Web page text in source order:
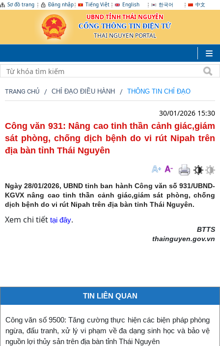
Sơ đồ trang Đăng nhập Tiếng Việt English 한국어 中文
UBND TỈNH THÁI NGUYÊN
CỔNG THÔNG TIN ĐIỆN TỬ
THAI NGUYEN PORTAL
TRANG CHỦ CHỈ ĐẠO ĐIỀU HÀNH THÔNG TIN CHỈ ĐẠO
30/01/2026 15:30
Công văn 931: Nâng cao tinh thần cảnh giác,giám
sát phòng, chống dịch bệnh do vi rút Nipah trên
địa bàn tỉnh Thái Nguyên
Ngày 28/01/2026, UBND tỉnh ban hành Công văn số 931/UBND-
KGVX nâng cao tinh thần cảnh giác,giám sát phòng, chống
dịch bệnh do vi rút Nipah trên địa bàn tỉnh Thái Nguyên.
Xem chi tiết tại đây.
BTTS
thainguyen.gov.vn
TIN LIÊN QUAN
Công văn số 9500: Tăng cường thực hiện các biện pháp phòng
ngừa, đấu tranh, xử lý vi phạm về đa dạng sinh học và bảo vệ
nguồn lợi thủy sản trên địa bàn tỉnh Thái Nguyên